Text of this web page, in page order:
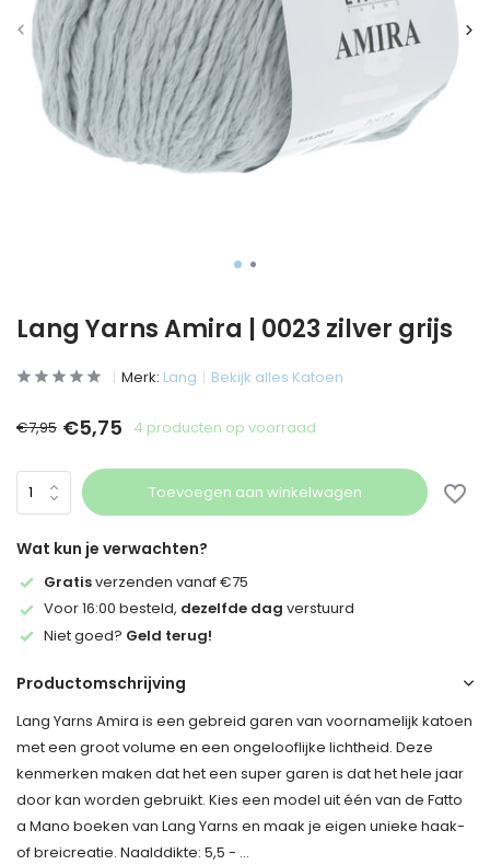
Lang Yarns Amira | 0023 zilver grijs
Merk: Lang Bekijk alles Katoen
€7,95 €5,75 4 producten op voorraad
Toevoegen aan winkelwagen
Wat kun je verwachten?
Gratisverzenden vanaf €75
Voor 16:00 besteld, dezelfde dag verstuurd
Niet goed? Geld terug!
Productomschrijving
Lang Yarns Amira is een gebreid garen van voornamelijk katoen
met een groot volume en een ongelooflijke lichtheid. Deze
kenmerken maken dat het een super garen is dat het hele jaar
door kan worden gebruikt. Kies een model uit één van de Fatto
a Mano boeken van Lang Yarns en maak je eigen unieke haak-
of breicreatie. Naalddikte: 5,5 - ...